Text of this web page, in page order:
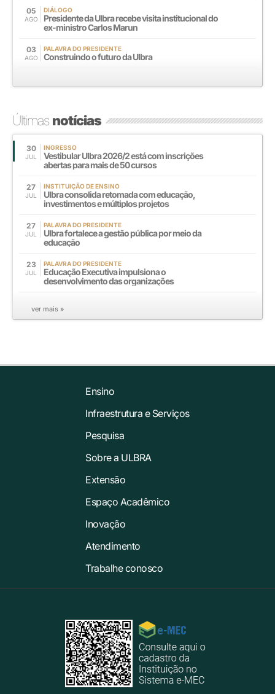
05
AGO
DIÁLOGO
Presidente da Ulbra recebe visita institucional do
ex-ministro Carlos Marun
03
AGO
PALAVRA DO PRESIDENTE
Construindo o futuro da Ulbra
Últimasnotícias
30
JUL
INGRESSO
Vestibular Ulbra 2026/2 está com inscrições
abertas para mais de 50 cursos
27
JUL
INSTITUIÇÃO DE ENSINO
Ulbra consolida retomada com educação,
investimentos e múltiplos projetos
27
JUL
PALAVRA DO PRESIDENTE
Ulbra fortalece a gestão pública por meio da
educação
23
JUL
PALAVRA DO PRESIDENTE
Educação Executiva impulsiona o
desenvolvimento das organizações
ver mais »
Ensino
Infraestrutura e Serviços
Pesquisa
Sobre a ULBRA
Extensão
Espaço Acadêmico
Inovação
Atendimento
Trabalhe conosco